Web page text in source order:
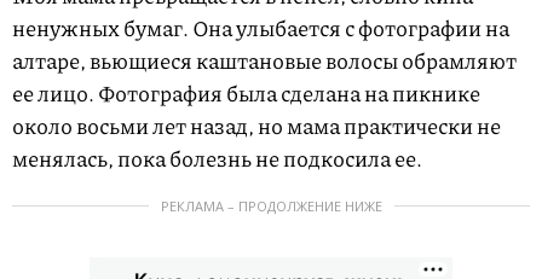
ненужных бумаг. Она улыбается с фотографии на
алтаре, вьющиеся каштановые волосы обрамляют
ее лицо. Фотография была сделана на пикнике
около восьми лет назад, но мама практически не
менялась, пока болезнь не подкосила ее.
РЕКЛАМА – ПРОДОЛЖЕНИЕ НИЖЕ